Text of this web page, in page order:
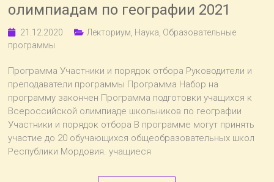
олимпиадам по географии 2021
21.12.2020 Лекториум Наука Образовательные
программы
Программа Участники и порядок отбора Руководители и
преподаватели программы Программа Набор на
программу закончен Программа подготовки учащихся к
Всероссийской олимпиаде школьников по географии
Участники и порядок отбора В программе могут принять
участие до 20 обучающихся общеобразовательных школ
Республики Мордовия. учащиеся